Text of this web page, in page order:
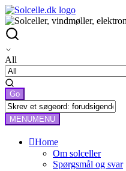
All
MENUMENU
Home
Om solceller
Spørgsmål og svar